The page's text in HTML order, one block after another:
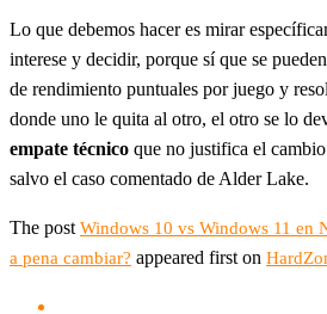
Lo que debemos hacer es mirar
interese y decidir, porque sí que se
de rendimiento puntuales por juego y
donde uno le quita al otro, el otro se lo
empate técnico que no justifica el
salvo el caso comentado de Alder Lake.
The post Windows 10 vs Windows 11 en
a pena cambiar? appeared first on